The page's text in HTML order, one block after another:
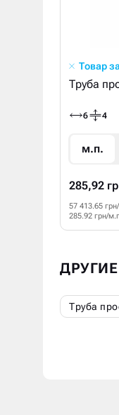
Товар
Труба
6 4
м.п.
285,92
57 413.65
285.92 грн/
Труба